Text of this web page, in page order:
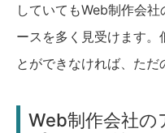
していてもWeb制作会
ースを多く見受けます。
とができなければ、ただ
Web制作会社の